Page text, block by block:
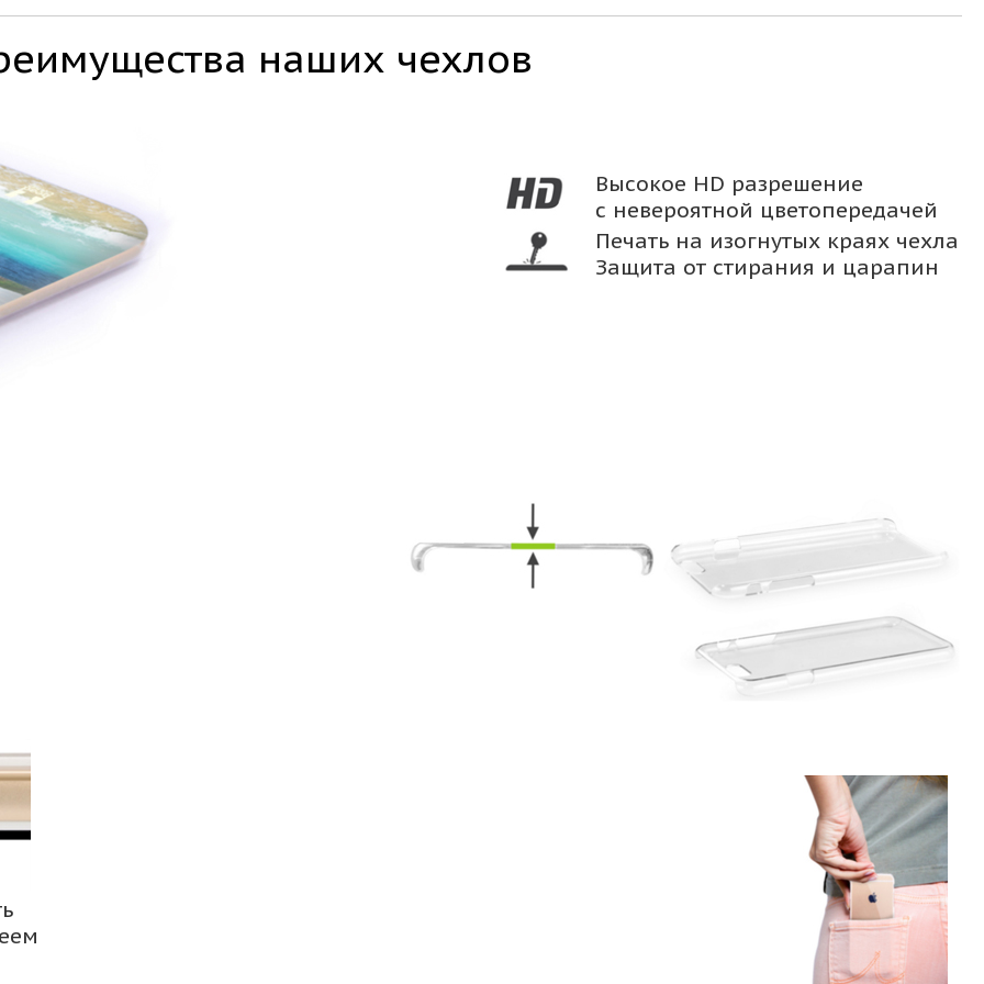
наших чехлов
Высокое HD разрешение
с невероятной цветопередачей
Печать на изогнутых краях чехла
Защита от стирания и царапин